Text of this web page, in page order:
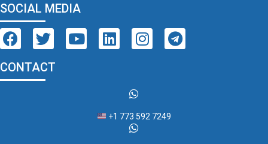
SOCIAL MEDIA
CONTACT
+1 773 592 7249